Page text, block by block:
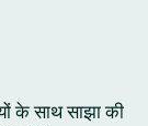
के साथ साझा की